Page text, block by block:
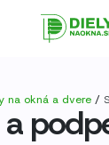
na okná a dvere /
a